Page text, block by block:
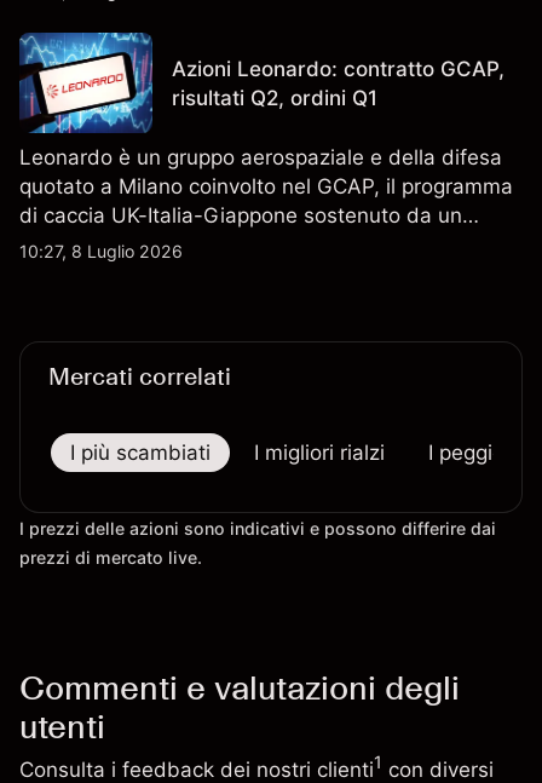
indicatore affidabile dei risultati futuri.
Azioni Leonardo: contratto GCAP,
risultati Q2, ordini Q1
Leonardo è un gruppo aerospaziale e della difesa
quotato a Milano coinvolto nel GCAP, il programma
di caccia UK-Italia-Giappone sostenuto da un
contratto da 4,6 miliardi di sterline. I risultati
10:27, 8 Luglio 2026
Mercati correlati
I più scambiati I migliori rialzi I peggiori
I prezzi delle azioni sono indicativi e possono differire dai
prezzi di mercato live.
Commenti e valutazioni degli
utenti
Consulta i feedback dei nostri clienti1 con diversi